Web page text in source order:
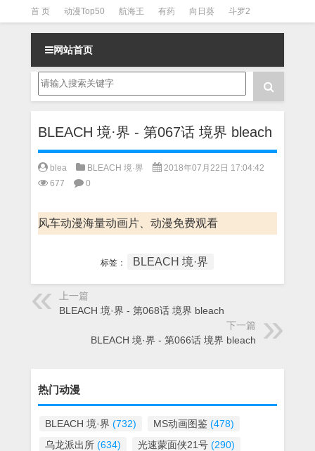
首 页 动漫Top50 航海王 有药 向日葵 斗罗2
斗罗3 火影 一拳超人 柯南 阴阳师 节目清单
网站首页
BLEACH 境·界 - 第067话 境界 bleach
blea BLEACH 境·界
2018年07月22日 17:04:42
677
0
风车动漫海量动画片、动漫免费观看
标签： BLEACH 境·界
上一篇
BLEACH 境·界 - 第068话 境界 bleach
下一篇
BLEACH 境·界 - 第066话 境界 bleach
热门动漫
BLEACH 境·界 (732) MS动画图鉴 (478)
乌龙派出所 (634) 光速蒙面侠21号 (290)